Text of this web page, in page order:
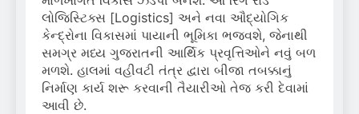
લોજિસ્ટિક્સ [Logistics] અને નવા ઔદ્યોગિક
કેન્દ્રોના વિકાસમાં પાયાની ભૂમિકા ભજવશે, જેનાથી
સમગ્ર મધ્ય ગુજરાતની આર્થિક પ્રવૃત્તિઓને નવું બળ
મળશે. હાલમાં વહીવટી તંત્ર દ્વારા બીજા તબક્કાનું
નિર્માણ કાર્ય શરૂ કરવાની તૈયારીઓ તેજ કરી દેવામાં
આવી છે.